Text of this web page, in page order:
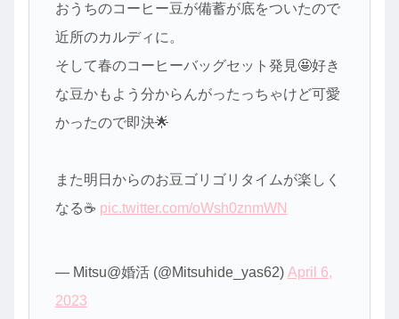
おうちのコーヒー豆が備蓄が底をついたので
近所のカルディに。
そして春のコーヒーバッグセット発見🤩好き
な豆かもよう分からんがったっちゃけど可愛
かったので即決🌟
また明日からのお豆ゴリゴリタイムが楽しく
なる☕️ pic.twitter.com/oWsh0znmWN
— Mitsu@婚活 (@Mitsuhide_yas62) April 6,
2023